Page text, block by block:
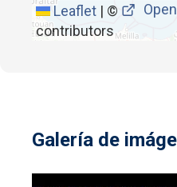
Leaflet | ©
contributors
Galería de